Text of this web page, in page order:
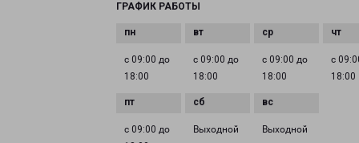
ГРАФИК РАБОТЫ
с 09:00 до
18:00
с 09:00 до
18:00
с 09:00 до
18:00
с
18:00
с 09:00 до
Выходной Выходной